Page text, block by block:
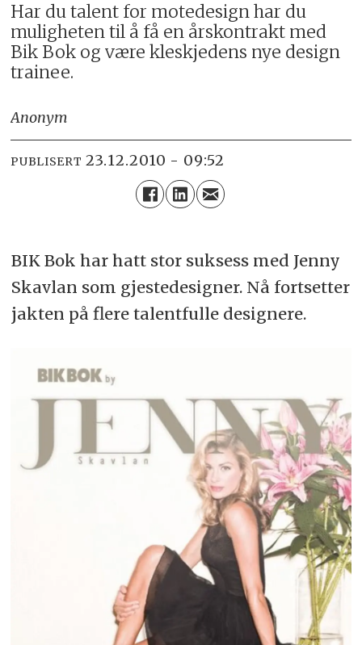
Har du talent for motedesign har du
muligheten til å få en årskontrakt med
Bik Bok og være kleskjedens nye design
trainee.
Anonym
PUBLISERT 23.12.2010 - 09:52
BIK Bok har hatt stor suksess med Jenny
Skavlan som gjestedesigner. Nå fortsetter
jakten på flere talentfulle designere.